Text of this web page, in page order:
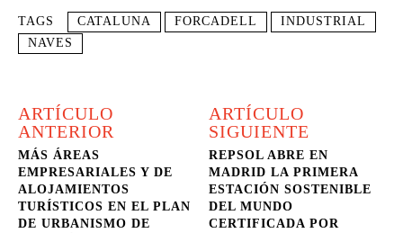
TAGS CATALUNA FORCADELL
INDUSTRIAL
NAVES
ARTÍCULO
ANTERIOR
MÁS ÁREAS
EMPRESARIALES Y DE
ALOJAMIENTOS
TURÍSTICOS EN EL PLAN
DE URBANISMO DE
ARTÍCULO
SIGUIENTE
REPSOL ABRE EN
MADRID LA PRIMERA
ESTACIÓN SOSTENIBLE
DEL MUNDO
CERTIFICADA POR